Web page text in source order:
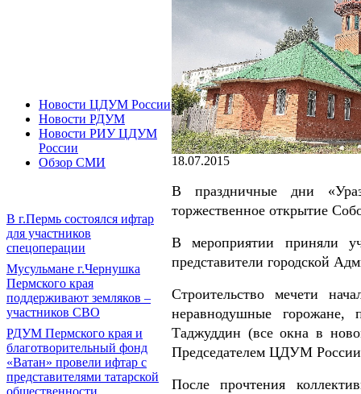
Новости ЦДУМ России
Новости РДУМ
Новости РИУ ЦДУМ
России
Обзор СМИ
В г.Пермь состоялся ифтар
для участников
спецоперации
Мусульмане г.Чернушка
Пермского края
поддерживают земляков –
участников СВО
РДУМ Пермского края и
благотворительный фонд
«Ватан» провели ифтар с
представителями татарской
общественности
18.07.2015
В праздничные дни
торжественное открытие
В мероприятии приняли
представители городской
Строительство мечети
неравнодушные
Таджуддин (все окна в
Председателем ЦДУМ
После прочтения